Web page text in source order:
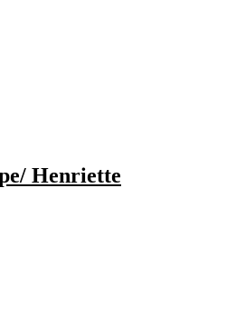
Henriette